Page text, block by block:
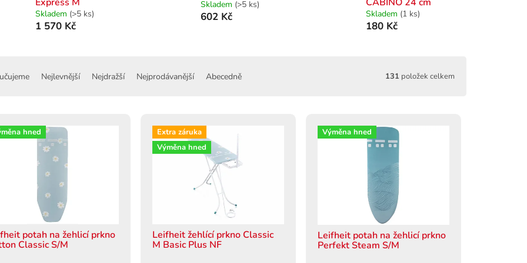
Express M
Skladem (>5 ks)
1 570 Kč
Skladem (>5 ks)
602 Kč
CABINO 24 cm
Skladem (1 ks)
180 Kč
Nejlevnější Nejdražší Nejprodávanější Abecedně 131 položek celkem
hned
potah na žehlicí prkno
Classic S/M
Extra záruka
Výměna hned
Leifheit žehlící prkno Classic
M Basic Plus NF
Výměna hned
Leifheit potah na žehlicí prkno
Perfekt Steam S/M